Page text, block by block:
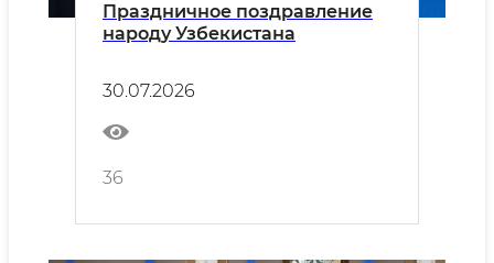
Праздничное поздравление
народу Узбекистана
30.07.2026
36